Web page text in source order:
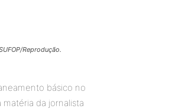
Reprodução.
básico no
da jornalista